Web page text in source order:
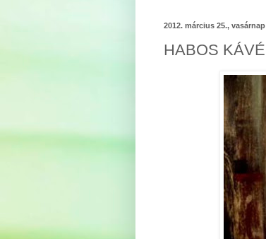
2012. március 25., vasárnap
HABOS KÁVÉ